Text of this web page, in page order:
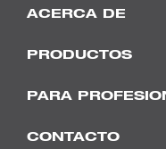
ACERCA DE
PRODUCTOS
PARA
CONTACTO